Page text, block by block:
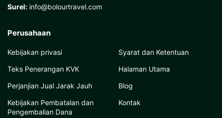
Surel: info@bolourtravel.com
Perusahaan
Kebijakan privasi
Teks Penerangan KVK
Perjanjian Jual Jarak Jauh
Kebijakan Pembatalan dan
Pengembalian Dana
Syarat dan Ketentuan
Halaman Utama
Blog
Kontak